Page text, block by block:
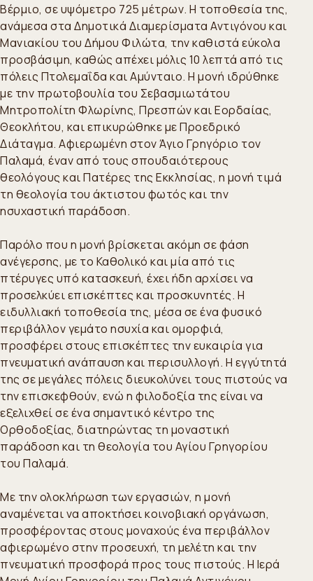
Βέρμιο, σε υψόμετρο 725 μέτρων. Η τοποθεσία της,
ανάμεσα στα Δημοτικά Διαμερίσματα Αντιγόνου και
Μανιακίου του Δήμου Φιλώτα, την καθιστά εύκολα
προσβάσιμη, καθώς απέχει μόλις 10 λεπτά από τις
πόλεις Πτολεμαΐδα και Αμύνταιο. Η μονή ιδρύθηκε
με την πρωτοβουλία του Σεβασμιωτάτου
Μητροπολίτη Φλωρίνης, Πρεσπών και Εορδαίας,
Θεοκλήτου, και επικυρώθηκε με Προεδρικό
Διάταγμα. Αφιερωμένη στον Άγιο Γρηγόριο τον
Παλαμά, έναν από τους σπουδαιότερους
θεολόγους και Πατέρες της Εκκλησίας, η μονή τιμά
τη θεολογία του άκτιστου φωτός και την
ησυχαστική παράδοση.
Παρόλο που η μονή βρίσκεται ακόμη σε φάση
ανέγερσης, με το Καθολικό και μία από τις
πτέρυγες υπό κατασκευή, έχει ήδη αρχίσει να
προσελκύει επισκέπτες και προσκυνητές. Η
ειδυλλιακή τοποθεσία της, μέσα σε ένα φυσικό
περιβάλλον γεμάτο ησυχία και ομορφιά,
προσφέρει στους επισκέπτες την ευκαιρία για
πνευματική ανάπαυση και περισυλλογή. Η εγγύτητά
της σε μεγάλες πόλεις διευκολύνει τους πιστούς να
την επισκεφθούν, ενώ η φιλοδοξία της είναι να
εξελιχθεί σε ένα σημαντικό κέντρο της
Ορθοδοξίας, διατηρώντας τη μοναστική
παράδοση και τη θεολογία του Αγίου Γρηγορίου
του Παλαμά.
Με την ολοκλήρωση των εργασιών, η μονή
αναμένεται να αποκτήσει κοινοβιακή οργάνωση,
προσφέροντας στους μοναχούς ένα περιβάλλον
αφιερωμένο στην προσευχή, τη μελέτη και την
πνευματική προσφορά προς τους πιστούς. Η Ιερά